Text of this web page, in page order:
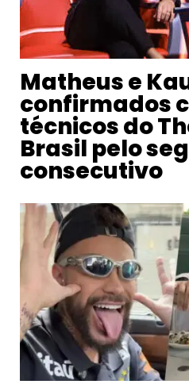
Matheus e
confirmados
técnicos do
Brasil pelo
consecutivo